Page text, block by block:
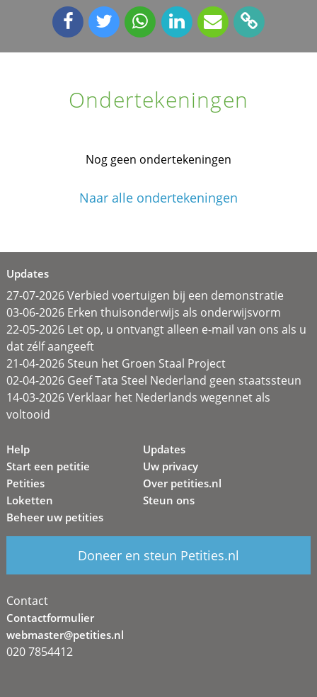
Ondertekeningen
Nog geen ondertekeningen
Naar alle ondertekeningen
Updates
27-07-2026 Verbied voertuigen bij een demonstratie
03-06-2026 Erken thuisonderwijs als onderwijsvorm
22-05-2026 Let op, u ontvangt alleen e-mail van ons als u
dat zélf aangeeft
21-04-2026 Steun het Groen Staal Project
02-04-2026 Geef Tata Steel Nederland geen staatssteun
14-03-2026 Verklaar het Nederlands wegennet als
voltooid
Help
Start een petitie
Petities
Loketten
Beheer uw petities
Updates
Uw privacy
Over petities.nl
Steun ons
Doneer en steun Petities.nl
Contact
Contactformulier
webmaster@petities.nl
020 7854412